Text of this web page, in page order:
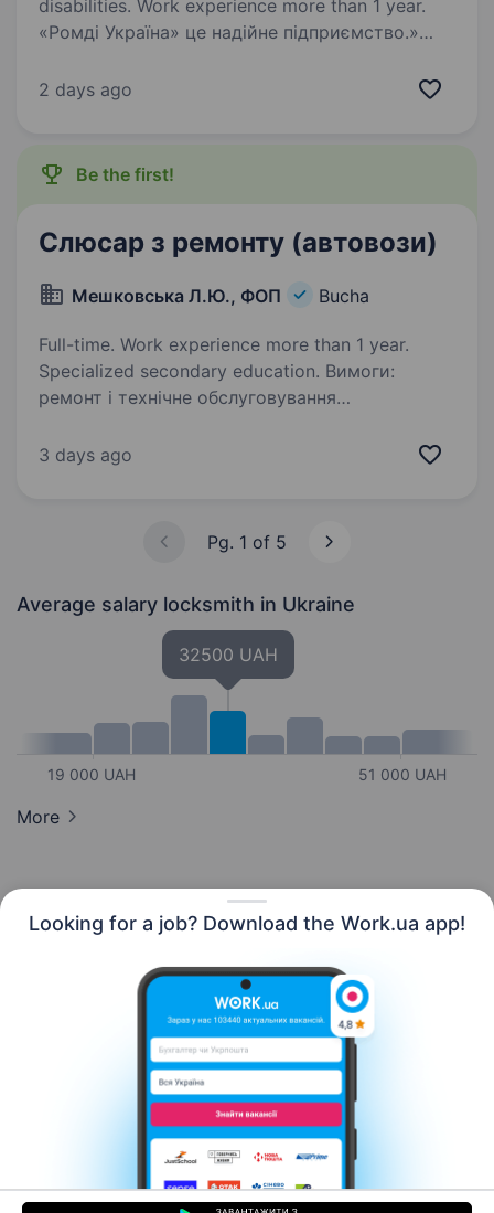
Looking for a job? Download the Work.ua app!
disabilities. Work experience more than 1 year.
«Ромді Україна» це надійне підприємство.»
БРОНЮВАННЯ Вимоги: Досвід роботи
агрегатів, технології…
2 days ago
Be the first!
Слюсар з ремонту (автовози)
Мешковська Л.Ю., ФОП Bucha
Full-time. Work experience more than 1 year.
Specialized secondary education. Вимоги:
ремонт і технічне обслуговування
Mercedes-Benz, Scania, Volvo, причепи Lohr,
3 days ago
Pg. 1 of 5
Average salary locksmith in Ukraine
19 000 UAH
32500 UAH
51 000 UAH
More
Contact us About us
Сareer
Help Terms of use